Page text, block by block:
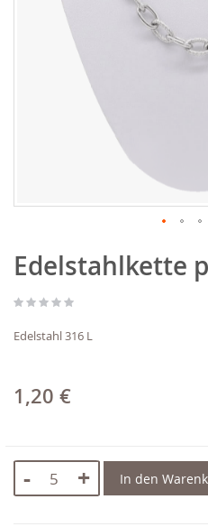
Anfang
der
springen
Edelstahlkette
Edelstahl 316 L
1,20 €
- + In den